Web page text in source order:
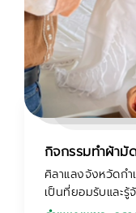
กิจกรรมทำผ้า
ศิลาแลงจังหวัดก
เป็นที่ยอมรับและ